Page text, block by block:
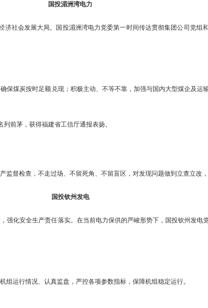
国投湄洲湾电力
社会发展大局。国投湄洲湾电力党委第一时间传达贯彻集团公司党组
保煤炭按时足额兑现；积极主动、不等不靠，加强与国内大型煤企及运
前茅，获得福建省工信厅通报表扬。
督检查，不走过场、不留死角、不留盲区，对发现问题做到立查立改
国投钦州发电
化安全生产责任落实。在当前电力保供的严峻形势下，国投钦州发电
运行情况、认真监盘，严控各项参数指标，保障机组稳定运行。